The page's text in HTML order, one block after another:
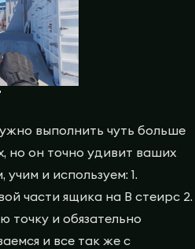
выполнить чуть больше
но он точно удивит ваших
и используем: 1.
части ящика на B стеирс 2.
точку и обязательно
и все так же с